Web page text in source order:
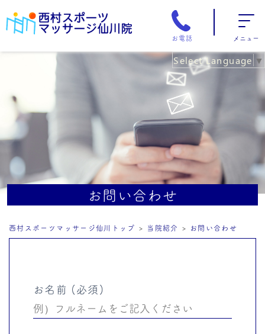
お電話 メニュー
Select Language ▼
お問い合わせ
西村スポーツマッサージ仙川トップ 当院紹介 お問い合わせ
お名前 (必須)